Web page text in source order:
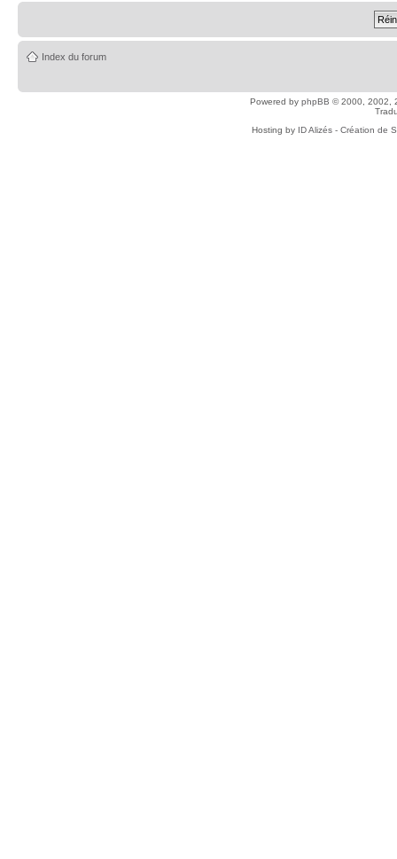
Index du forum
Powered by phpBB © 2000, 2002,
Hosting by ID Alizés - Création de